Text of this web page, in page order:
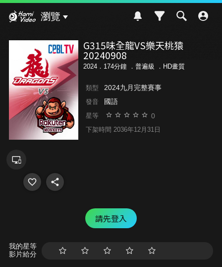
瀏覽
G315味全龍VS樂天桃猿
20240908
2024．174分鐘 ． 普遍級 ．HD畫質
類型 2024九月完整賽事
發音 國語
星等 0
下架時間 2036年12月31日
請先登入
我的星等
影片給分